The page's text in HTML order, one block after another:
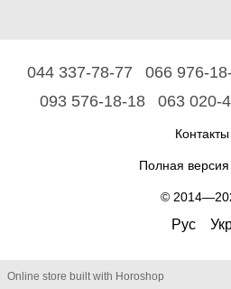
044 337-78-77 066 976-
093 576-18-18
063 020-
Контакты
Полная версия
©
Рус
Online store built with Horoshop